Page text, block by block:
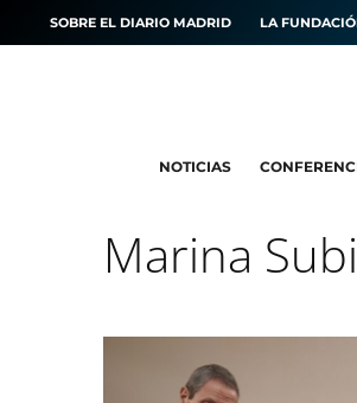
SOBRE EL DIARIO MADRID LA
NOTICIAS
Marina